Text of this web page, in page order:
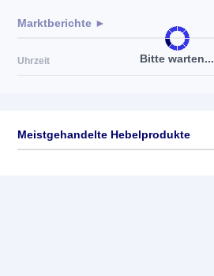
Bitte warten...
Marktberichte ►
Uhrzeit
Meistgehandelte Hebelprodukte